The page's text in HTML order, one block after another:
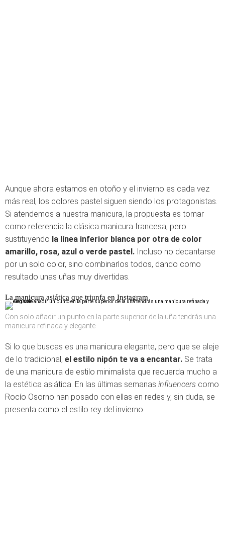
Aunque ahora estamos en otoño y el invierno es cada vez
más real, los colores pastel siguen siendo los protagonistas.
Si atendemos a nuestra manicura, la propuesta es tomar
como referencia la clásica manicura francesa, pero
sustituyendo la línea inferior blanca por otra de color
amarillo, rosa, azul o verde pastel. Incluso no decantarse
por un solo color, sino combinarlos todos, dando como
resultado unas uñas muy divertidas.
La manicura asiática que triunfa en Instagram
Con solo añadir un punto en la parte superior de la uña tendrás una
manicura refinada y elegante
Si lo que buscas es una manicura elegante, pero que se aleje
de lo tradicional, el estilo nipón te va a encantar. Se trata
de una manicura de estilo minimalista que recuerda mucho a
la estética asiática. En las últimas semanas influencers como
Rocío Osorno han posado con ellas en redes y, sin duda, se
presenta como el estilo rey del invierno.